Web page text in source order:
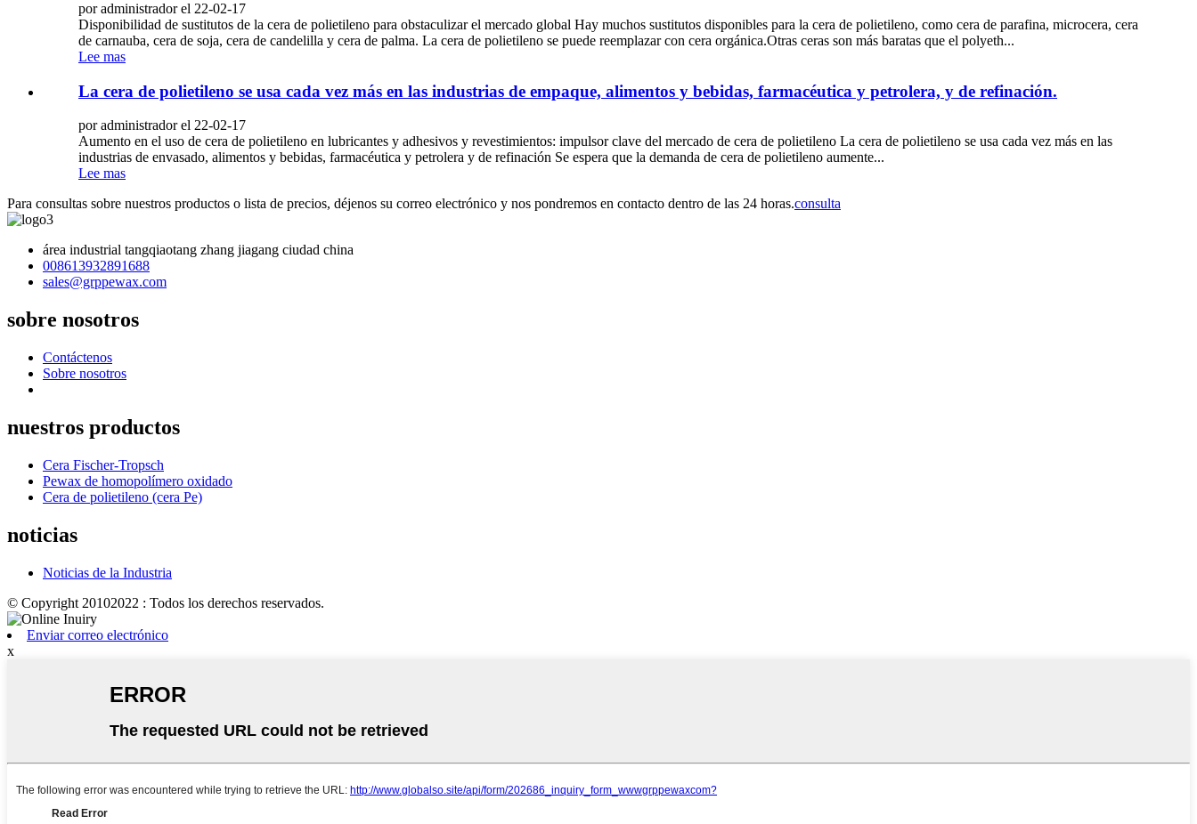
por administrador el 22-02-17
Disponibilidad de sustitutos de la cera de polietileno para obstaculizar el mercado global Hay muchos sustitutos disponibles para la cera de polietileno, como cera de parafina, microcera, cera
de carnauba, cera de soja, cera de candelilla y cera de palma. La cera de polietileno se puede reemplazar con cera orgánica.Otras ceras son más baratas que el polyeth...
Lee mas
La cera de polietileno se usa cada vez más en las industrias de empaque, alimentos y bebidas, farmacéutica y petrolera, y de refinación.
por administrador el 22-02-17
Aumento en el uso de cera de polietileno en lubricantes y adhesivos y revestimientos: impulsor clave del mercado de cera de polietileno La cera de polietileno se usa cada vez más en las
industrias de envasado, alimentos y bebidas, farmacéutica y petrolera y de refinación Se espera que la demanda de cera de polietileno aumente...
Lee mas
Para consultas sobre nuestros productos o lista de precios, déjenos su correo electrónico y nos pondremos en contacto dentro de las 24 horas.consulta
área industrial tangqiaotang zhang jiagang ciudad china
008613932891688
sales@grppewax.com
sobre nosotros
Contáctenos
Sobre nosotros
nuestros productos
Cera Fischer-Tropsch
Pewax de homopolímero oxidado
Cera de polietileno (cera Pe)
noticias
Noticias de la Industria
© Copyright 20102022 : Todos los derechos reservados.
Enviar correo electrónico
x